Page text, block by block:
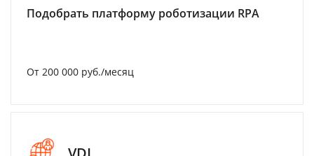
Подобрать платформу роботизации RPA
От 200 000 руб./месяц